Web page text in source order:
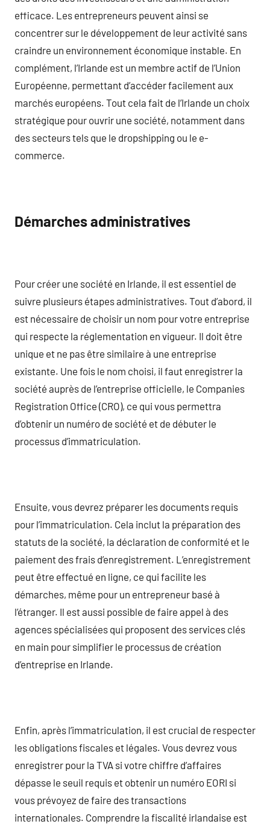
efficace. Les entrepreneurs peuvent ainsi se
concentrer sur le développement de leur activité sans
craindre un environnement économique instable. En
complément, l’Irlande est un membre actif de l’Union
Européenne, permettant d’accéder facilement aux
marchés européens. Tout cela fait de l’Irlande un choix
stratégique pour ouvrir une société, notamment dans
des secteurs tels que le dropshipping ou le e-
commerce.
Démarches administratives
Pour créer une société en Irlande, il est essentiel de
suivre plusieurs étapes administratives. Tout d’abord, il
est nécessaire de choisir un nom pour votre entreprise
qui respecte la réglementation en vigueur. Il doit être
unique et ne pas être similaire à une entreprise
existante. Une fois le nom choisi, il faut enregistrer la
société auprès de l’entreprise officielle, le Companies
Registration Office (CRO), ce qui vous permettra
d’obtenir un numéro de société et de débuter le
processus d’immatriculation.
Ensuite, vous devrez préparer les documents requis
pour l’immatriculation. Cela inclut la préparation des
statuts de la société, la déclaration de conformité et le
paiement des frais d’enregistrement. L’enregistrement
peut être effectué en ligne, ce qui facilite les
démarches, même pour un entrepreneur basé à
l’étranger. Il est aussi possible de faire appel à des
agences spécialisées qui proposent des services clés
en main pour simplifier le processus de création
d’entreprise en Irlande.
Enfin, après l’immatriculation, il est crucial de respecter
les obligations fiscales et légales. Vous devrez vous
enregistrer pour la TVA si votre chiffre d’affaires
dépasse le seuil requis et obtenir un numéro EORI si
vous prévoyez de faire des transactions
internationales. Comprendre la fiscalité irlandaise est